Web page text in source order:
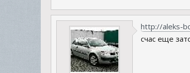
http://aleks-
счас еще